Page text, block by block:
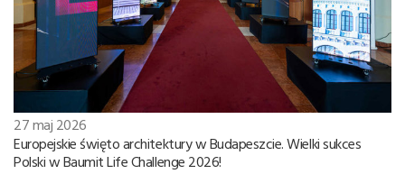
27 maj 2026
Europejskie święto architektury w Budapeszcie. Wielki sukces
Polski w Baumit Life Challenge 2026!